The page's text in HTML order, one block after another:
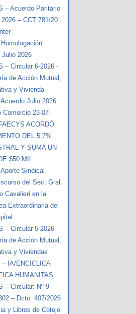
– Acuerdo Paritario
– CCT 781/20
Julio 2026
– Circular 6-2026 -
de Acción Mutual,
y Vivienda
Julio 2026
Comercio 23-07-
ACORDÓ
DEL 5,7%
Y SUMA UN
$50 MIL
Sindical
del Sec. Gral.
Cavalieri en la
Extraordinaria del
– Circular 5-2026 -
de Acción Mutual,
y Viviendas
– IA/ENCICLICA
HUMANITAS
– Circular: Nº 9 –
– Dcto. 407/2026
y Libros de Cotejo